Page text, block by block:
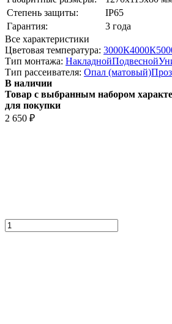
Степень защиты:
IP65
Гарантия:
3 года
Все характеристики
Цветовая температура: 3000К4000К
Тип монтажа: НакладнойПодвесной
Тип рассеивателя: Опал (матовый)
В наличии
Товар с выбранным набором
для покупки
2 650 ₽